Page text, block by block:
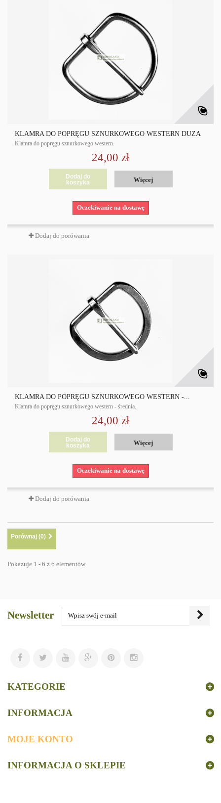
KLAMRA DO POPRĘGU SZNURKOWEGO WESTERN DUŻA
Klamra do popręgu sznurkowego western.
24,00 zł
Dodaj do
koszyka
Więcej
Oczekiwanie na dostawę
Dodaj do porówania
KLAMRA DO POPRĘGU SZNURKOWEGO WESTERN -...
Klamra do popręgu sznurkowego western - średnia.
24,00 zł
Dodaj do
koszyka
Więcej
Oczekiwanie na dostawę
Dodaj do porówania
Porównaj (0)
Pokazuje 1 - 6 z 6 elementów
Newsletter
KATEGORIE
INFORMACJA
MOJE KONTO
INFORMACJA O SKLEPIE